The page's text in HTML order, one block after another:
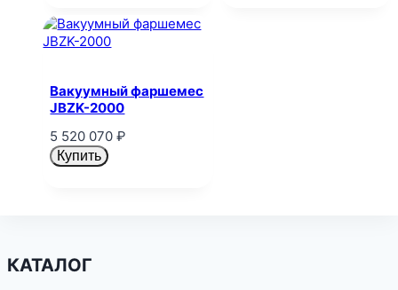
Вакуумный фаршемес
JBZK-2000
5 520 070₽
Купить
КАТАЛОГ